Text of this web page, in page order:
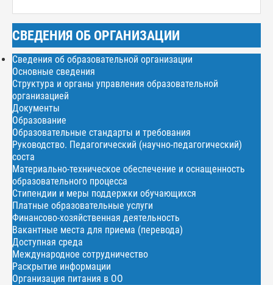
СВЕДЕНИЯ ОБ ОРГАНИЗАЦИИ
Сведения об образовательной организации
Основные сведения
Структура и органы управления образовательной
организацией
Документы
Образование
Образовательные стандарты и требования
Руководство. Педагогический (научно-педагогический)
соста
Материально-техническое обеспечение и оснащенность
образовательного процесса
Стипендии и меры поддержки обучающихся
Платные образовательные услуги
Финансово-хозяйственная деятельность
Вакантные места для приема (перевода)
Доступная среда
Международное сотрудничество
Раскрытие информации
Организация питания в ОО